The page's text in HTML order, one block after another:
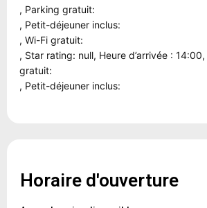
, Parking gratuit:
, Petit-déjeuner inclus:
, Wi-Fi gratuit:
, Star rating: null, Heure d’arrivée :
gratuit:
, Petit-déjeuner inclus:
Horaire d'ouverture